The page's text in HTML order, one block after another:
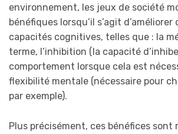
environnement, les jeux de société
bénéfiques lorsqu’il s’agit d’améliorer
capacités cognitives, telles que : la
terme, l’inhibition (la capacité
comportement lorsque cela est
flexibilité mentale (nécessaire pour
par exemple).
Plus précisément, ces bénéfices sont